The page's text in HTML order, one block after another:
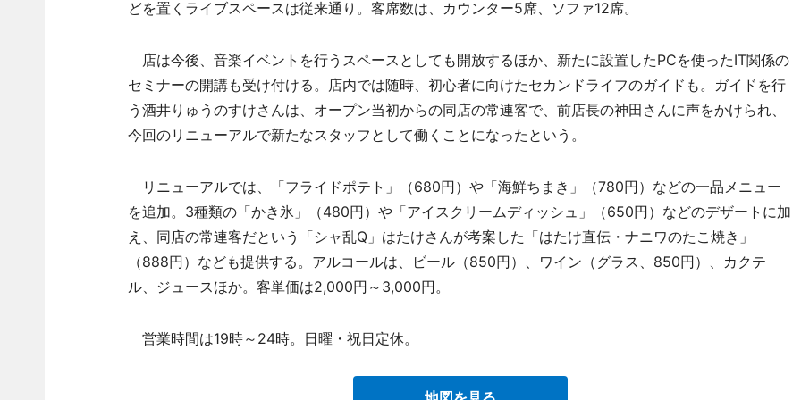
どを置くライブスペースは従来通り。客席数は、カウンター5席、ソファ12席。
店は今後、音楽イベントを行うスペースとしても開放するほか、新たに設置したPCを使ったIT関係の
セミナーの開講も受け付ける。店内では随時、初心者に向けたセカンドライフのガイドも。ガイドを行
う酒井りゅうのすけさんは、オープン当初からの同店の常連客で、前店長の神田さんに声をかけられ、
今回のリニューアルで新たなスタッフとして働くことになったという。
リニューアルでは、「フライドポテト」（680円）や「海鮮ちまき」（780円）などの一品メニュー
を追加。3種類の「かき氷」（480円）や「アイスクリームディッシュ」（650円）などのデザートに加
え、同店の常連客だという「シャ乱Q」はたけさんが考案した「はたけ直伝・ナニワのたこ焼き」
（888円）なども提供する。アルコールは、ビール（850円）、ワイン（グラス、850円）、カクテ
ル、ジュースほか。客単価は2,000円～3,000円。
営業時間は19時～24時。日曜・祝日定休。